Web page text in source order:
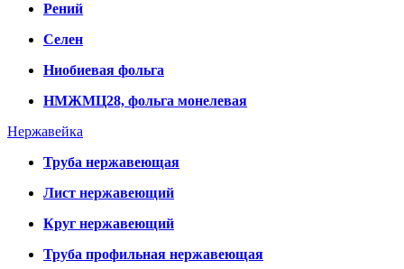
Рений
Селен
Ниобиевая фольга
НМЖМЦ28, фольга монелевая
Нержавейка
Труба нержавеющая
Лист нержавеющий
Круг нержавеющий
Труба профильная нержавеющая